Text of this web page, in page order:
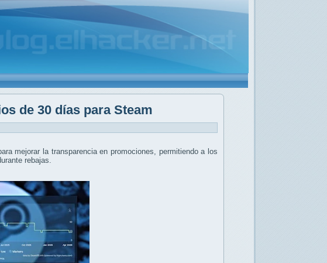
de 30 días para Steam
mejorar la transparencia en promociones, permitiendo a los
rebajas.